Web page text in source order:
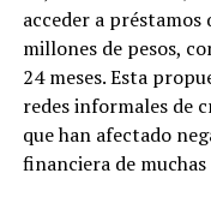
acceder a
millones de pesos,
24 meses. Esta
redes informales de
que han afectado
financiera de